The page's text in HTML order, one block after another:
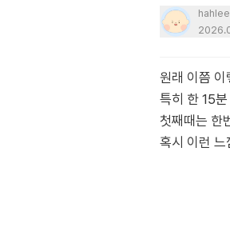
원래 이쯤
특히 한 15
첫째때는 한
혹시 이런